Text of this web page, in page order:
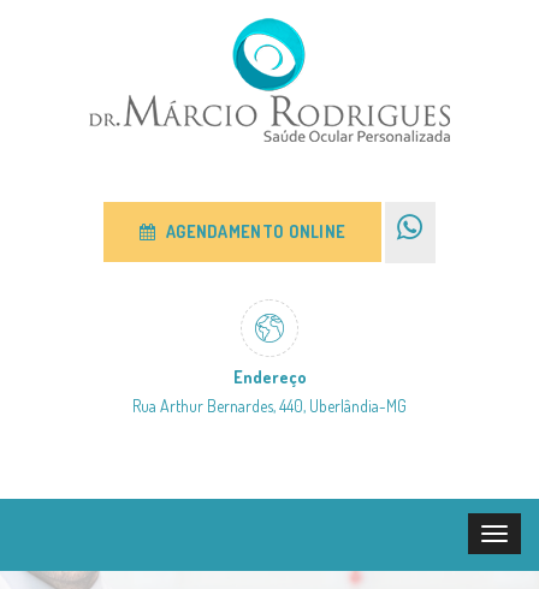
AGENDAMENTO ONLINE
Endereço
Rua Arthur Bernardes, 440, Uberlândia-MG